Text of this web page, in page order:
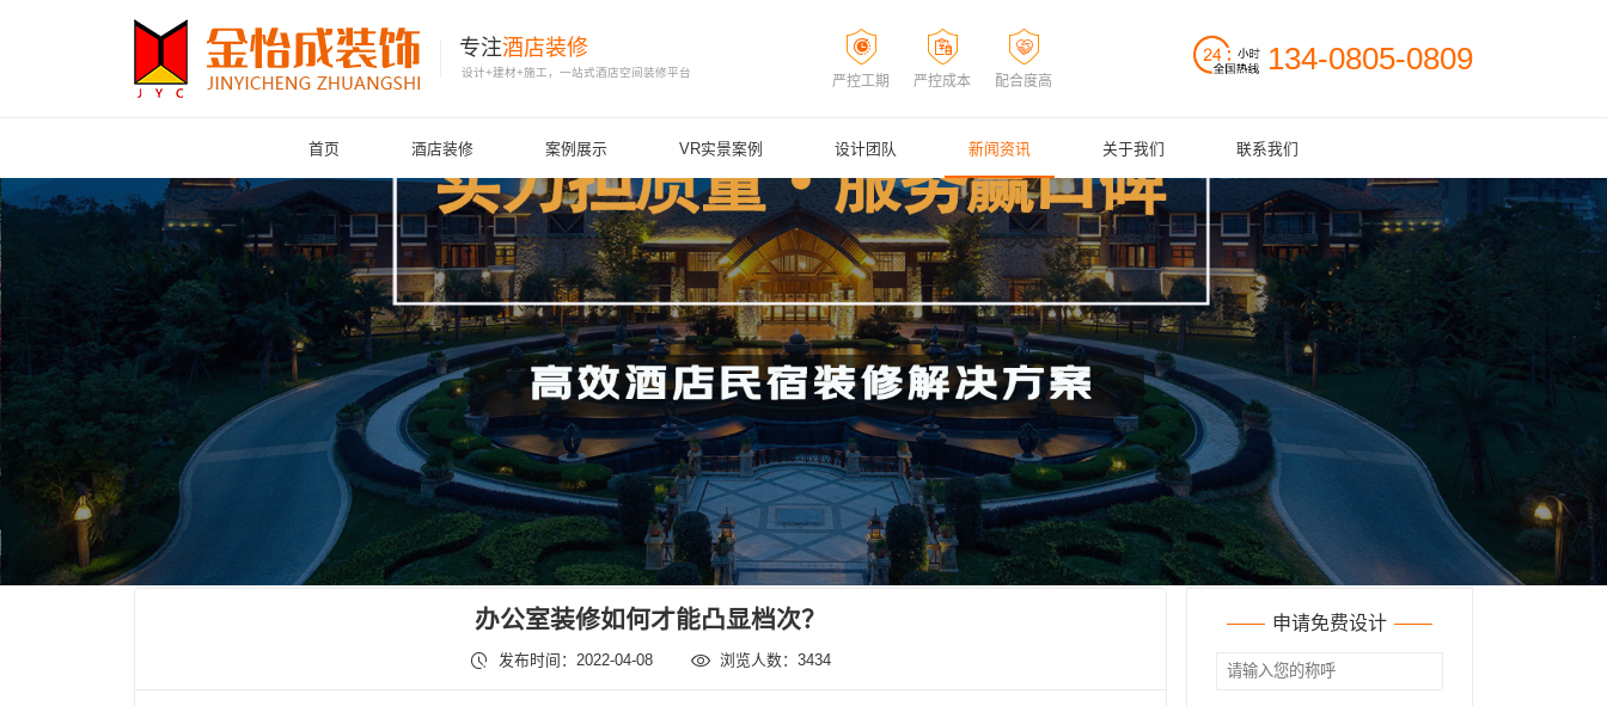
专注酒店装修
设计+建材+施工，一站式酒店空间装修平台
严控工期 严控成本 配合度高
134-0805-0809
首页 酒店装修 案例展示 VR实景案例 设计团队 新闻资讯 关于我们 联系我们
办公室装修如何才能凸显档次？
发布时间：2022-04-08 浏览人数：3434
申请免费设计